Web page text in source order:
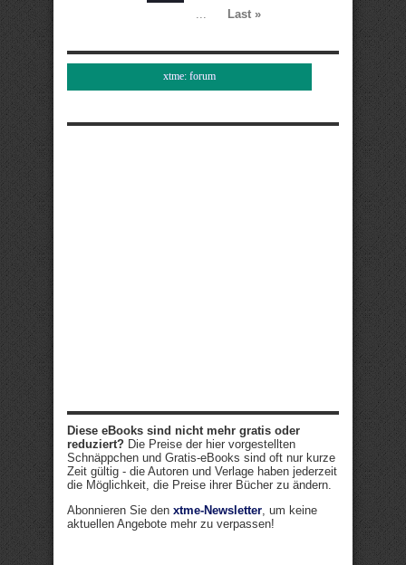
...
Last »
xtme: forum
Diese eBooks sind nicht mehr gratis oder
reduziert? Die Preise der hier vorgestellten
Schnäppchen und Gratis-eBooks sind oft nur kurze
Zeit gültig - die Autoren und Verlage haben jederzeit
die Möglichkeit, die Preise ihrer Bücher zu ändern.
Abonnieren Sie den xtme-Newsletter, um keine
aktuellen Angebote mehr zu verpassen!